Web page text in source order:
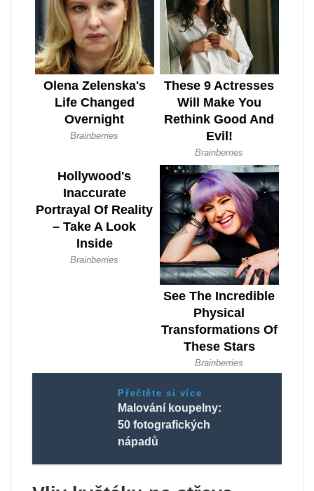
Přečtěte si více
Malování koupelny:
50 fotografických
nápadů